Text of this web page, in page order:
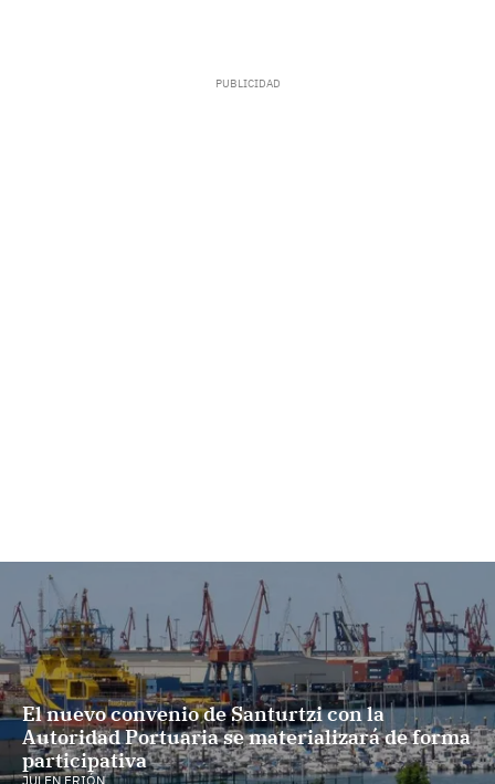
El nuevo convenio de Santurtzi con la
Autoridad Portuaria se materializará de forma
participativa
JULEN FRIÓN